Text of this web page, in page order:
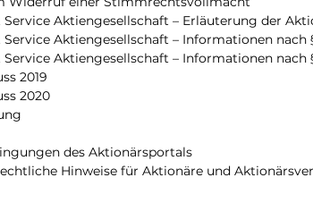
Aktiengesellschaft – Erläuterung der
Aktiengesellschaft – Informationen nach
Aktiengesellschaft – Informationen nach
2019
2020
des Aktionärsportals
Hinweise für Aktionäre und